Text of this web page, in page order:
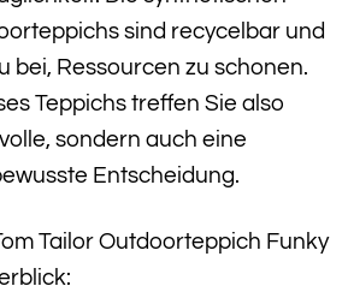
sind recycelbar und
bei, Ressourcen zu schonen.
Teppichs treffen Sie also
sondern auch eine
Entscheidung.
Tailor Outdoorteppich Funky